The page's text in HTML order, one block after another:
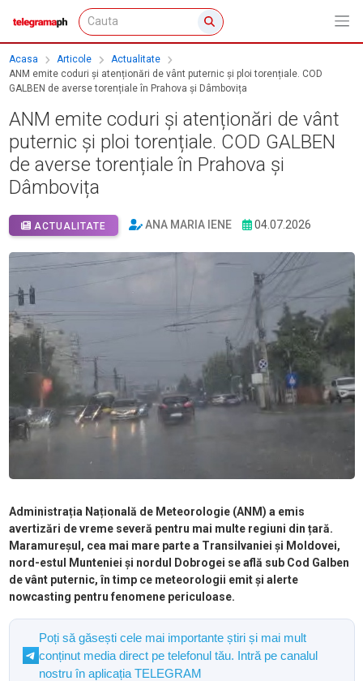
Acasa Articole
Actualitate
ANM emite coduri și atenționări de vânt puternic și ploi torențiale. COD
GALBEN de averse torențiale în Prahova și Dâmbovița
ANM emite coduri și atenționări de vânt
puternic și ploi torențiale. COD GALBEN
de averse torențiale în Prahova și
Dâmbovița
ACTUALITATE ANA MARIA IENE 04.07.2026
Administrația Națională de Meteorologie (ANM) a emis
avertizări de vreme severă pentru mai multe regiuni din țară.
Maramureșul, cea mai mare parte a Transilvaniei și Moldovei,
nord-estul Munteniei și nordul Dobrogei se află sub Cod Galben
de vânt puternic, în timp ce meteorologii emit și alerte
nowcasting pentru fenomene periculoase.
Poți să găsești cele mai importante știri și mai mult
conținut media direct pe telefonul tău. Intră pe canalul
nostru în aplicația TELEGRAM